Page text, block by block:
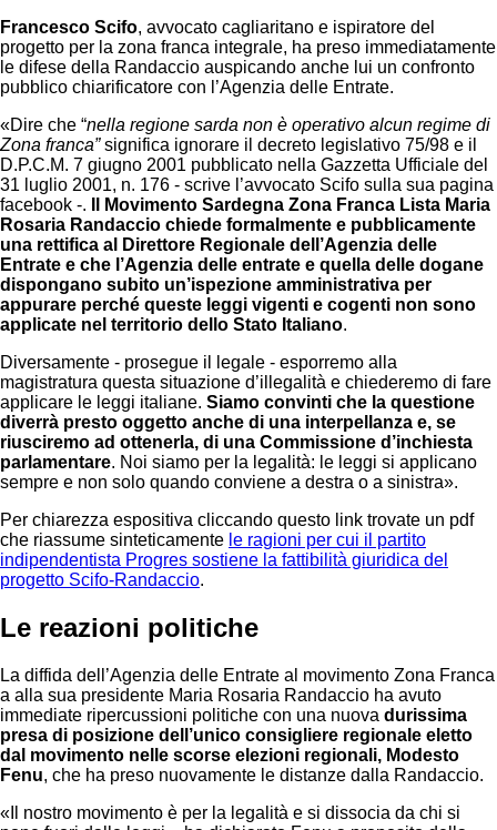
Francesco Scifo, avvocato cagliaritano e ispiratore del
progetto per la zona franca integrale, ha preso immediatamente
le difese della Randaccio auspicando anche lui un confronto
pubblico chiarificatore con l’Agenzia delle Entrate.
«Dire che “nella regione sarda non è operativo alcun regime di
Zona franca”significa ignorare il decreto legislativo 75/98 e il
D.P.C.M. 7 giugno 2001 pubblicato nella Gazzetta Ufficiale del
31 luglio 2001, n. 176 - scrive l’avvocato Scifo sulla sua pagina
facebook -.
Il Movimento Sardegna Zona Franca Lista Maria
Rosaria Randaccio chiede formalmente e pubblicamente
una rettifica al Direttore Regionale dell’Agenzia delle
Entrate e che l’Agenzia delle entrate e quella delle dogane
dispongano subito un’ispezione amministrativa per
appurare perché queste leggi vigenti e cogenti non sono
applicate nel territorio dello Stato Italiano.
Diversamente - prosegue il legale - esporremo alla
magistratura questa situazione d’illegalità e chiederemo di fare
applicare le leggi italiane. Siamo convinti che la questione
diverrà presto oggetto anche di una interpellanza e, se
riusciremo ad ottenerla, di una Commissione d’inchiesta
parlamentare. Noi siamo per la legalità: le leggi si applicano
sempre e non solo quando conviene a destra o a sinistra».
Per chiarezza espositiva cliccando questo link trovate un pdf
che riassume sinteticamente le ragioni per cui il partito
indipendentista Progres sostiene la fattibilità giuridica del
progetto Scifo-Randaccio.
Le reazioni politiche
La diffida dell’Agenzia delle Entrate al movimento Zona Franca
a alla sua presidente Maria Rosaria Randaccio ha avuto
immediate ripercussioni politiche con una nuova durissima
presa di posizione dell’unico consigliere regionale eletto
dal movimento nelle scorse elezioni regionali, Modesto
Fenu, che ha preso nuovamente le distanze dalla Randaccio.
«Il nostro movimento è per la legalità e si dissocia da chi si